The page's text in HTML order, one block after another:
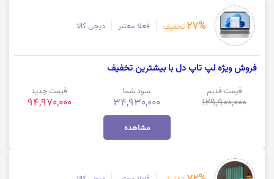
27% تخفیف فعلا معتبر دیجی کالا
فروش ویژه لپ تاپ دل با بیشترین تخفیف
قیمت قدیم
129,900,000
سود شما
34,930,000
قیمت جدید
94,970,000
مشاهده